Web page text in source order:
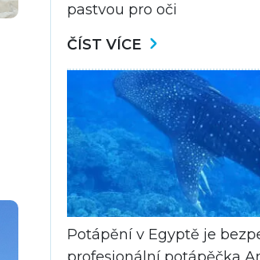
pastvou pro oči
ČÍST VÍCE
Potápění v Egyptě je